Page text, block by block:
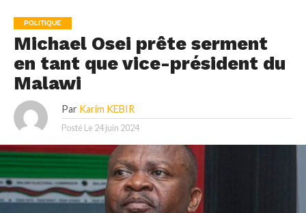
POLITIQUE
Michael Osei prête serment
en tant que vice-président du
Malawi
Par Karim KEBIR
Posté Le 24 juin 2024